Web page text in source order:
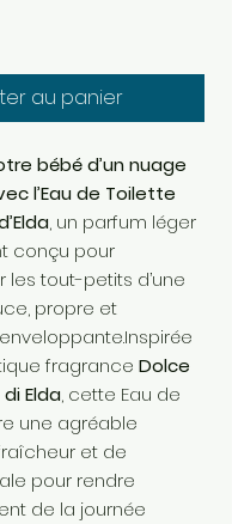
au panier
bébé d’un nuage
l’Eau de Toilette
, un parfum léger
conçu pour
tout-petits d’une
propre et
fragrance Dolce
Elda, cette Eau de
une agréable
et de
pour rendre
de la journée